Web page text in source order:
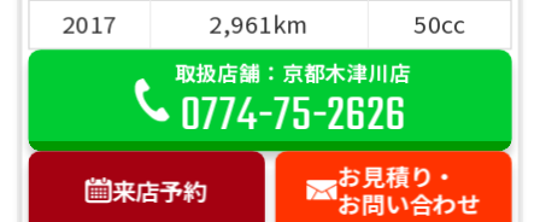
2017 2,961km 50cc
取扱店舗：京都木津川店
0774-75-2626
来店予約
お見積り・
お問い合わせ